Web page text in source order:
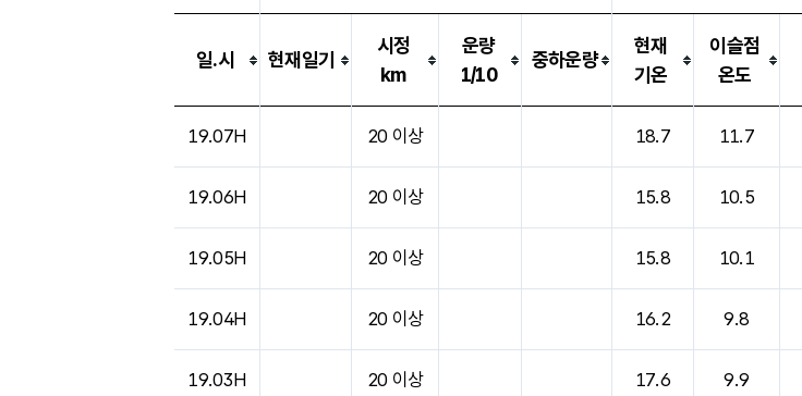
일.시 현재일기
시정
km
운량
1/10
중하운량
현재
기온
이슬점
온도
19.07H 20 이상 18.7 11.7
19.06H 20 이상 15.8 10.5
19.05H 20 이상 15.8 10.1
19.04H 20 이상 16.2 9.8
19.03H 20 이상 17.6 9.9